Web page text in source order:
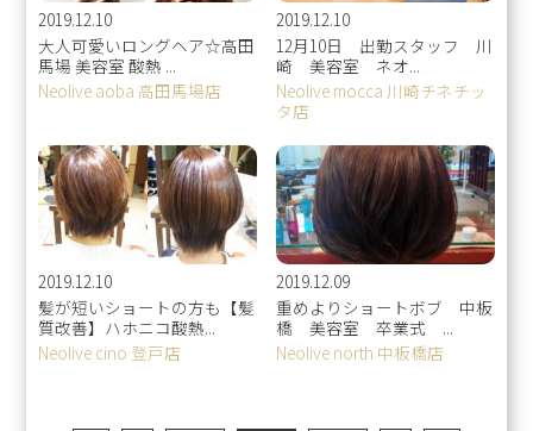
2019.12.10
大人可愛いロングヘア☆高田
馬場 美容室 酸熱 ...
Neolive aoba 高田馬場店
2019.12.10
12月10日 出勤スタッフ 川
崎 美容室 ネオ...
Neolive mocca 川崎チネチッ
タ店
2019.12.10
髪が短いショートの方も【髪
質改善】ハホニコ酸熱...
Neolive cino 登戸店
2019.12.09
重めよりショートボブ 中板
橋 美容室 卒業式 ...
Neolive north 中板橋店